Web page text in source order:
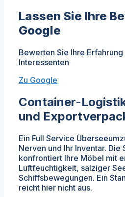
Lassen Sie Ihre
Google
Bewerten Sie Ihre
Interessenten
Zu Google
Container-
und
Ein Full Service
Nerven und Ihr Inventar. Die
konfrontiert Ihre Möbel mit
Luftfeuchtigkeit, salziger
Schiffsbewegungen. Ein
reicht hier nicht aus.